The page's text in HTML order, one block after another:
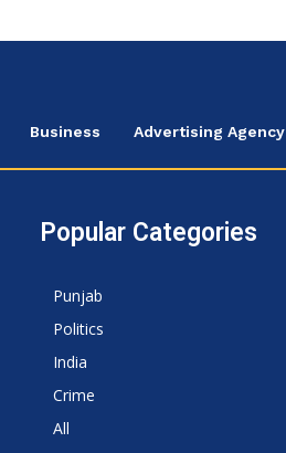
Business Advertising Agency
Popular Categories
Punjab
Politics
India
Crime
All